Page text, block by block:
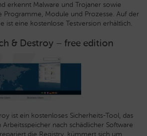
erkennt Malware und Trojaner sowie
Programme, Module und Prozesse. Auf der
ist eine kostenlose Testversion erhältlich.
& Destroy – free edition
ist ein kostenloses Sicherheits-Tool, das
Arbeitsspeicher nach schädlicher Software
die Registry, kümmert sich um